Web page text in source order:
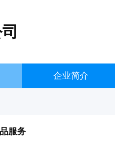
企业简介
服务